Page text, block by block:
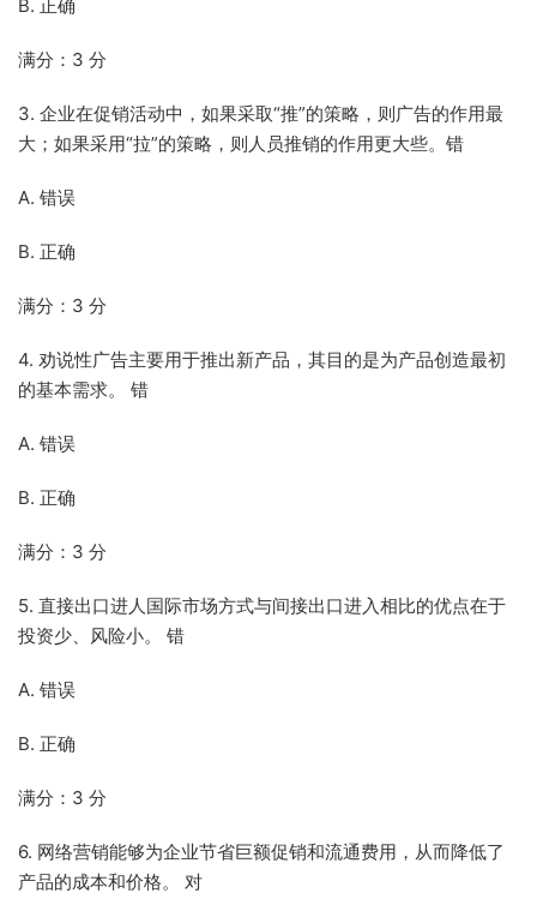
B. 正确
满分：3 分
3. 企业在促销活动中，如果采取“推”的策略，则广告的作用最
大；如果采用“拉”的策略，则人员推销的作用更大些。错
A. 错误
B. 正确
满分：3 分
4. 劝说性广告主要用于推出新产品，其目的是为产品创造最初
的基本需求。 错
A. 错误
B. 正确
满分：3 分
5. 直接出口进人国际市场方式与间接出口进入相比的优点在于
投资少、风险小。 错
A. 错误
B. 正确
满分：3 分
6. 网络营销能够为企业节省巨额促销和流通费用，从而降低了
产品的成本和价格。 对